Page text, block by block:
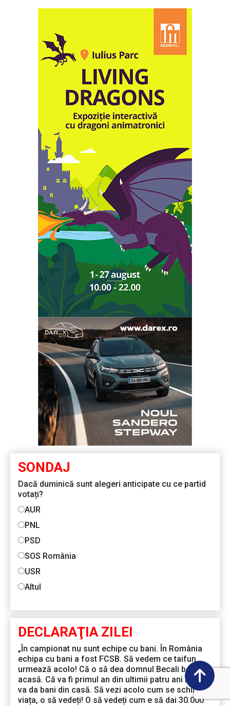
SONDAJ
Dacă duminică sunt alegeri anticipate cu ce partid
votați?
AUR
PNL
PSD
SOS România
USR
Altul
DECLARAŢIA ZILEI
„În campionat nu sunt echipe cu bani. În România
echipa cu bani a fost FCSB. Să vedem ce taifun
urmează acolo! Că o să dea domnul Becali bani de
acasă. Că va fi primul an din ultimii patru ani în care
va da bani din casă. Să vezi acolo cum se schimbă
viața, o să vedeți! O să vedeți cum e să dai 30.000